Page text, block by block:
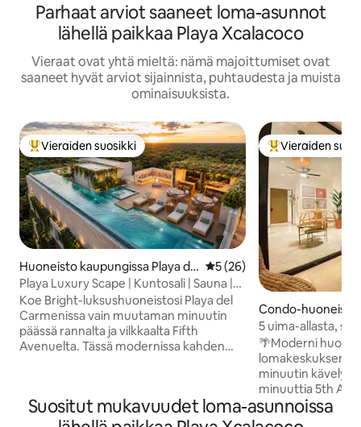
Parhaat arviot saaneet loma-asunnot
lähellä paikkaa Playa Xcalacoco
Vieraat ovat yhtä mieltä: nämä majoittumiset ovat
saaneet hyvät arviot sijainnista, puhtaudesta ja muista
ominaisuuksista.
Vieraiden suosikkien parhaimmistoa
Vieraiden suosikki
Huoneisto kaupungissa Playa de
l Carmen
Keskimääräinen arvio 5/5,
5 (26)
Playa Luxury Scape | Kuntosali | Sauna |
Pysäköinti | Grilli
Koe Bright-luksushuoneistosi Playa del
Carmenissa vain muutaman minuutin
päässä rannalta ja vilkkaalta Fifth
Avenuelta. Tässä modernissa kahden
pesukone/kuivausrumpu, hissi,
pimennysverhot, rantapyyhkeet,
Vieraiden
Vieraiden
Condo-huoneisto
ssa Playa del
5 uima-allasta,
kuntosali | 9
🌴Moderni
lomakeskuksen
minuutin
minuuttia 5th
kerros. Puhdas, viihtyisä ja täysin
varustettu, nopea
Suositut mukavuudet loma-asunnoissa